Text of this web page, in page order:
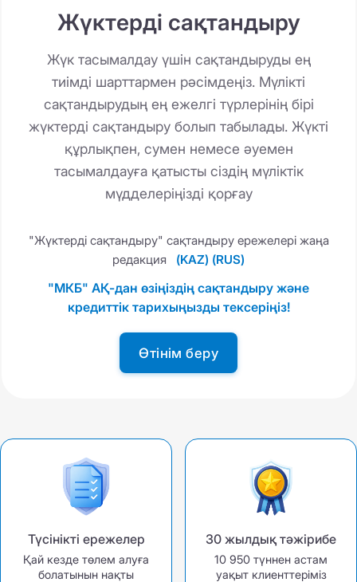
Жүктерді сақтандыру
Жүк тасымалдау үшін сақтандыруды ең
тиімді шарттармен рәсімдеңіз. Мүлікті
сақтандырудың ең ежелгі түрлерінің бірі
жүктерді сақтандыру болып табылады. Жүкті
құрлықпен, сумен немесе әуемен
тасымалдауға қатысты сіздің мүліктік
мүдделеріңізді қорғау
"Жүктерді сақтандыру" сақтандыру ережелері жаңа
редакция
(KAZ) (RUS)
"МКБ" АҚ-дан өзіңіздің сақтандыру және
кредиттік тарихыңызды тексеріңіз!
Өтінім беру
Түсінікті ережелер
Қай кезде төлем алуға
болатынын нақты
30 жылдық тәжірибе
10 950 түннен астам
уақыт клиенттеріміз